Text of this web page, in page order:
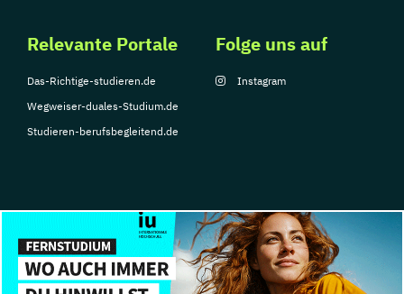
Relevante Portale
Das-Richtige-studieren.de
Wegweiser-duales-Studium.de
Studieren-berufsbegleitend.de
Folge uns auf
Instagram
© Copyright 2026, TarGroup Media GmbH
Impressum
Über
Datenschutzerklärung Nutzungsbedingungen